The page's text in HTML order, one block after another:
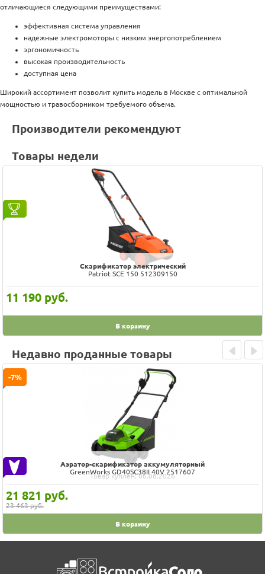
отличающиеся следующими преимуществами:
эффективная система управления
надежные электромоторы с низким энергопотреблением
эргономичность
высокая производительность
доступная цена
Широкий ассортимент позволит купить модель в Москве с оптимальной
мощностью и травосборником требуемого объема.
Производители рекомендуют
Товары недели
Скарификатор электрический
Patriot SCE 150 512309150
11 190 руб.
В корзину
Недавно проданные товары
Аэратор-скарификатор аккумуляторный
GreenWorks GD40SC38II 40V 2517607
Товар куплен: 06.08.2026
21 821 руб.
23 463 руб.
-7%
В корзину
Prev Next